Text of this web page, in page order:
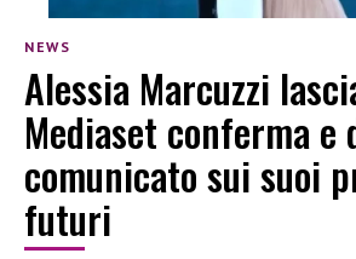
NEWS
Alessia Marcuzzi
Mediaset conferma e
comunicato sui suoi
futuri